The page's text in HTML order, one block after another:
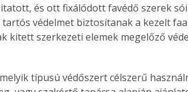
új,
egyedi
megrendelhetők!
és ott fixálódott favédő szerek
védelmet biztosítanak a kezelt
kitett szerkezeti elemek megelőző